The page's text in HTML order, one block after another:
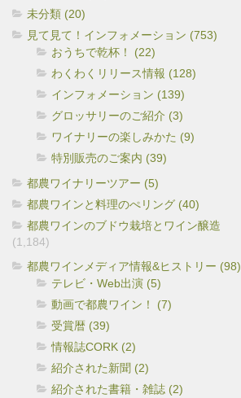
未分類 (20)
見て見て！インフォメーション (753)
おうちで乾杯！ (22)
わくわくリリース情報 (128)
インフォメーション (139)
グロッサリーのご紹介 (3)
ワイナリーの楽しみかた (9)
特別販売のご案内 (39)
都農ワイナリーツアー (5)
都農ワインと料理のぺリング (40)
都農ワインのブドウ栽培とワイン醸造
(1,184)
都農ワインメディア情報&ヒストリー (98)
テレビ・Web出演 (5)
動画で都農ワイン！ (7)
受賞暦 (39)
情報誌CORK (2)
紹介された新聞 (2)
紹介された書籍・雑誌 (2)